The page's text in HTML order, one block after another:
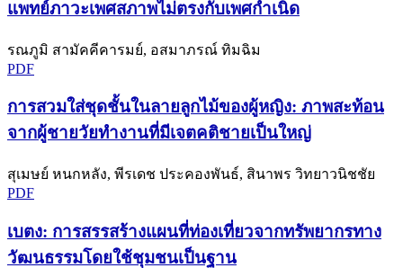
แพทย์ภาวะเพศสภาพไม่ตรงกับเพศกำเนิด
รณภูมิ สามัคคีคารมย์, อสมาภรณ์ ทิมฉิม
PDF
การสวมใส่ชุดชั้นในลายลูกไม้ของผู้หญิง: ภาพสะท้อน
จากผู้ชายวัยทำงานที่มีเจตคติชายเป็นใหญ่
สุเมษย์ หนกหลัง, พีรเดช ประคองพันธ์, สินาพร วิทยาวนิชชัย
PDF
เบตง: การสรรสร้างแผนที่ท่องเที่ยวจากทรัพยากรทาง
วัฒนธรรมโดยใช้ชุมชนเป็นฐาน